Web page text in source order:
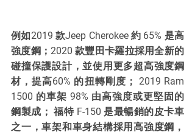
例如2019 款Jeep Cherokee 約 65% 是高
強度鋼；2020 款豐田卡羅拉採用全新的
碰撞保護設計，並使用更多超高強度鋼
材，提高60% 的扭轉剛度； 2019 Ram
1500 的車架 98% 由高強度或更堅固的
鋼製成； 福特 F-150 是最暢銷的皮卡車
之一，車架和車身結構採用高強度鋼，